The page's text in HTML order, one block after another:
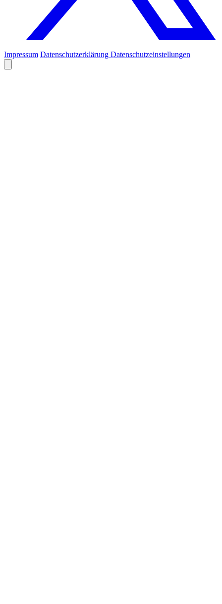
Impressum Datenschutzerklärung Datenschutzeinstellungen